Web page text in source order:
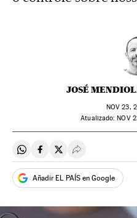
JOSÉ
NOV 23,
atualizado: NOV
Compartir en Whatsapp
Compartir en Facebook
Compartir en
Desplegar
Añadir EL PAÍS en Google